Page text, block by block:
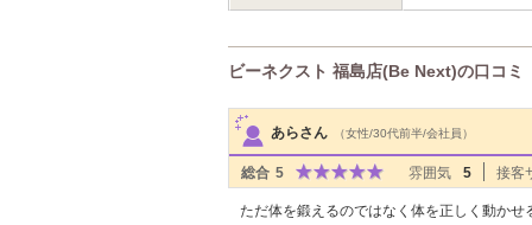
ビーネクスト 福島店(Be Next)の口コミ
サロンPick Up
あらさん
（女性/30代前半/会社員）
総合 5 雰囲気 5 接客
ただ体を鍛えるのではなく体を正しく動か